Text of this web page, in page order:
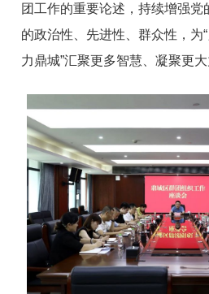
团工作的重要论述，持续增强党
的政治性、先进性、群众性，为
力鼎城”汇聚更多智慧、凝聚更大